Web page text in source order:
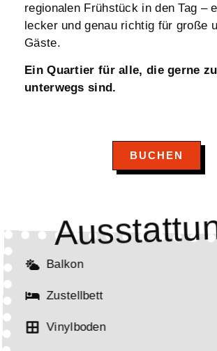
regionalen Frühstück in den Tag –
lecker und genau richtig für große
Gäste.
Ein Quartier für alle, die gerne
unterwegs sind.
BUCHEN
Balkon
Zustellbett
Vinylboden